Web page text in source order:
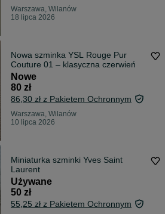
Warszawa, Wilanów
18 lipca 2026
Nowa szminka YSL Rouge Pur
Couture 01 – klasyczna czerwień
Nowe
80 zł
86,30 zł z Pakietem Ochronnym
Warszawa, Wilanów
10 lipca 2026
Miniaturka szminki Yves Saint
Laurent
Używane
50 zł
55,25 zł z Pakietem Ochronnym